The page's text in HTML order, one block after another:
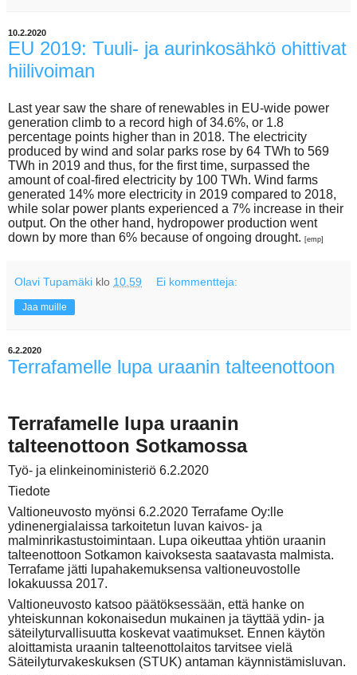
10.2.2020
EU 2019: Tuuli- ja aurinkosähkö ohittivat
hiilivoiman
Last year saw the share of renewables in EU-wide power
generation climb to a record high of 34.6%, or 1.8
percentage points higher than in 2018. The electricity
produced by wind and solar parks rose by 64 TWh to 569
TWh in 2019 and thus, for the first time, surpassed the
amount of coal-fired electricity by 100 TWh. Wind farms
generated 14% more electricity in 2019 compared to 2018,
while solar power plants experienced a 7% increase in their
output. On the other hand, hydropower production went
down by more than 6% because of ongoing drought. [emp]
Olavi Tupamäki klo 10.59 Ei kommentteja:
Jaa muille
6.2.2020
Terrafamelle lupa uraanin talteenottoon
Terrafamelle lupa uraanin
talteenottoon Sotkamossa
Työ- ja elinkeinoministeriö 6.2.2020
Tiedote
Valtioneuvosto myönsi 6.2.2020 Terrafame Oy:lle
ydinenergialaissa tarkoitetun luvan kaivos- ja
malminrikastustoimintaan. Lupa oikeuttaa yhtiön uraanin
talteenottoon Sotkamon kaivoksesta saatavasta malmista.
Terrafame jätti lupahakemuksensa valtioneuvostolle
lokakuussa 2017.
Valtioneuvosto katsoo päätöksessään, että hanke on
yhteiskunnan kokonaisedun mukainen ja täyttää ydin- ja
säteilyturvallisuutta koskevat vaatimukset. Ennen käytön
aloittamista uraanin talteenottolaitos tarvitsee vielä
Säteilyturvakeskuksen (STUK) antaman käynnistämisluvan.